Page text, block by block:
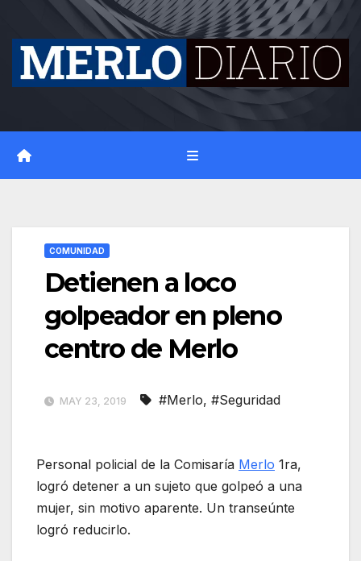
content
COMUNIDAD
Detienen a loco
golpeador en pleno
centro de Merlo
MAY 23, 2019 #Merlo, #Seguridad
Personal policial de la Comisaría Merlo 1ra,
logró detener a un sujeto que golpeó a una
mujer, sin motivo aparente. Un transeúnte
logró reducirlo.